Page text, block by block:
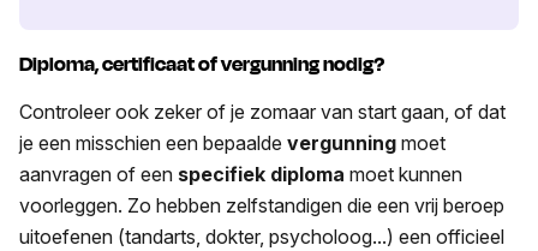
Diploma, certificaat of vergunning nodig?
Controleer ook zeker of je zomaar van start gaan, of dat
je een misschien een bepaalde vergunning moet
aanvragen of een specifiek diploma moet kunnen
voorleggen. Zo hebben zelfstandigen die een vrij beroep
uitoefenen (tandarts, dokter, psycholoog...) een officieel